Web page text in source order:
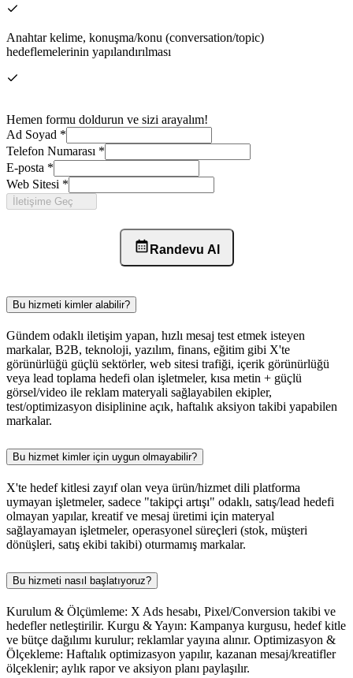
Anahtar kelime, konuşma/konu (conversation/topic)
hedeflemelerinin yapılandırılması
Hemen formu doldurun ve sizi arayalım!
Ad Soyad *
Telefon Numarası *
E-posta *
Web Sitesi *
İletişime Geç
Randevu Al
Bu hizmeti kimler alabilir?
Gündem odaklı iletişim yapan, hızlı mesaj test etmek isteyen
markalar, B2B, teknoloji, yazılım, finans, eğitim gibi X'te
görünürlüğü güçlü sektörler, web sitesi trafiği, içerik görünürlüğü
veya lead toplama hedefi olan işletmeler, kısa metin + güçlü
görsel/video ile reklam materyali sağlayabilen ekipler,
test/optimizasyon disiplinine açık, haftalık aksiyon takibi yapabilen
markalar.
Bu hizmet kimler için uygun olmayabilir?
X'te hedef kitlesi zayıf olan veya ürün/hizmet dili platforma
uymayan işletmeler, sadece "takipçi artışı" odaklı, satış/lead hedefi
olmayan yapılar, kreatif ve mesaj üretimi için materyal
sağlayamayan işletmeler, operasyonel süreçleri (stok, müşteri
dönüşleri, satış ekibi takibi) oturmamış markalar.
Bu hizmeti nasıl başlatıyoruz?
Kurulum & Ölçümleme: X Ads hesabı, Pixel/Conversion takibi ve
hedefler netleştirilir. Kurgu & Yayın: Kampanya kurgusu, hedef kitle
ve bütçe dağılımı kurulur; reklamlar yayına alınır. Optimizasyon &
Ölçekleme: Haftalık optimizasyon yapılır, kazanan mesaj/kreatifler
ölçeklenir; aylık rapor ve aksiyon planı paylaşılır.